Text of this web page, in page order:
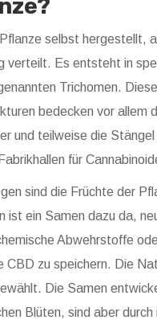
selbst hergestellt,
verteilt. Es entsteht in
Trichomen.
bedecken vor allem
und teilweise die Stängel
für
sind die Früchte der
ist ein Samen dazu da,
Abwehrstoffe
CBD zu speichern. Die
Die Samen
Blüten, sind aber durch